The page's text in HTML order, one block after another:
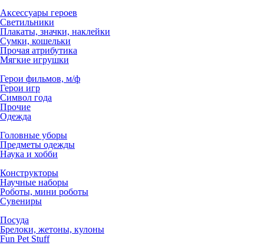
Аксессуары героев
Светильники
Плакаты, значки, наклейки
Сумки, кошельки
Прочая атрибутика
Мягкие игрушки
Герои фильмов, м/ф
Герои игр
Символ года
Прочие
Одежда
Головные уборы
Предметы одежды
Наука и хобби
Конструкторы
Научные наборы
Роботы, мини роботы
Сувениры
Посуда
Брелоки, жетоны, кулоны
Fun Pet Stuff